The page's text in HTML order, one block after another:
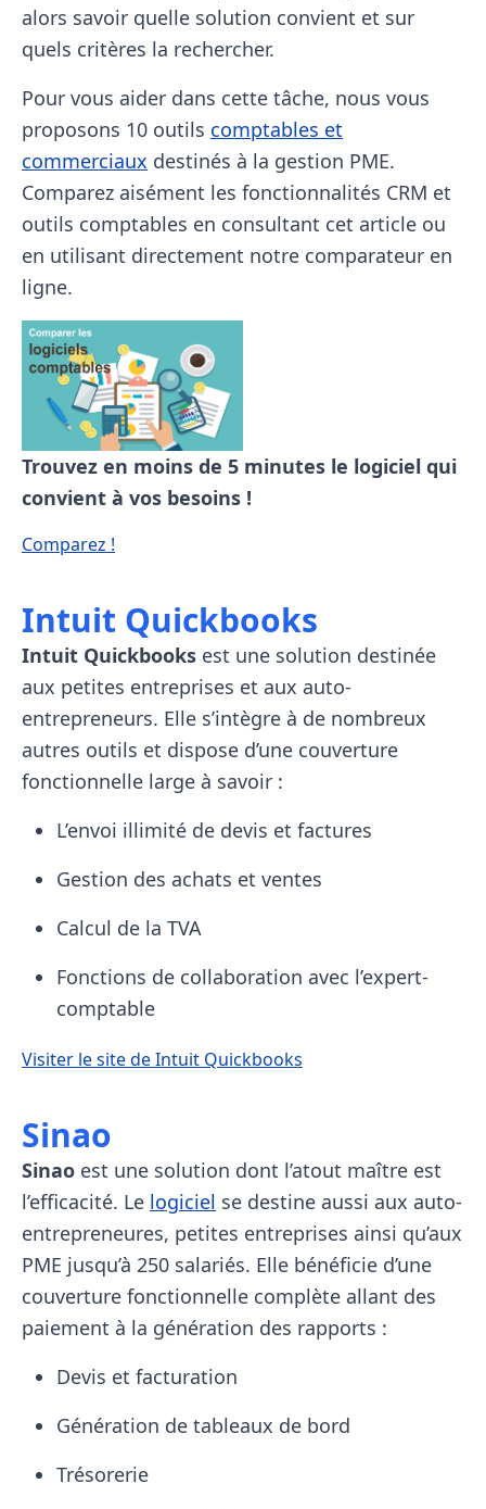
alors savoir quelle solution convient et sur
quels critères la rechercher.
Pour vous aider dans cette tâche, nous vous
proposons 10 outils comptables et
commerciaux destinés à la gestion PME.
Comparez aisément les fonctionnalités CRM et
outils comptables en consultant cet article ou
en utilisant directement notre comparateur en
ligne.
Trouvez en moins de 5 minutes le logiciel qui
convient à vos besoins !
Comparez !
Intuit Quickbooks
Intuit Quickbooks est une solution destinée
aux petites entreprises et aux auto-
entrepreneurs. Elle s’intègre à de nombreux
autres outils et dispose d’une couverture
fonctionnelle large à savoir :
L’envoi illimité de devis et factures
Gestion des achats et ventes
Calcul de la TVA
Fonctions de collaboration avec l’expert-
comptable
Visiter le site de Intuit Quickbooks
Sinao
Sinao est une solution dont l’atout maître est
l’efficacité. Le logiciel se destine aussi aux auto-
entrepreneures, petites entreprises ainsi qu’aux
PME jusqu’à 250 salariés. Elle bénéficie d’une
couverture fonctionnelle complète allant des
paiement à la génération des rapports :
Devis et facturation
Génération de tableaux de bord
Trésorerie